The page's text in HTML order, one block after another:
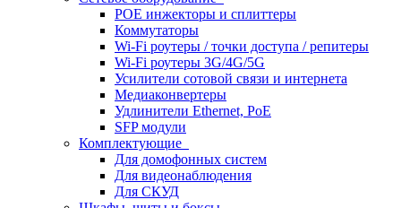
POE инжекторы и сплиттеры
Коммутаторы
Wi-Fi роутеры / точки доступа / репитеры
Wi-Fi роутеры 3G/4G/5G
Усилители сотовой связи и интернета
Медиаконвертеры
Удлинители Ethernet, PoE
SFP модули
Комплектующие
Для домофонных систем
Для видеонаблюдения
Для СКУД